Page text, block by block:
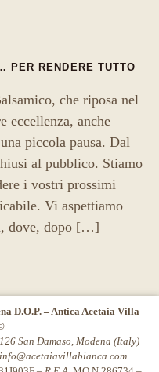
PER RENDERE TUTTO
che riposa nel
eccellenza, anche
piccola pausa. Dal
al pubblico. Stiamo
i vostri prossimi
Vi aspettiamo
dove, dopo […]
D.O.P. – Antica Acetaia Villa
San Damaso, Modena (Italy)
info@acetaiavillabianca.com